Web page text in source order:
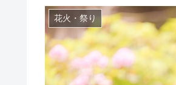
花火・祭り